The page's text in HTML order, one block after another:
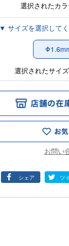
選択されたカ
▼ サイズを選択して
選択されたサイ
シェア ツ